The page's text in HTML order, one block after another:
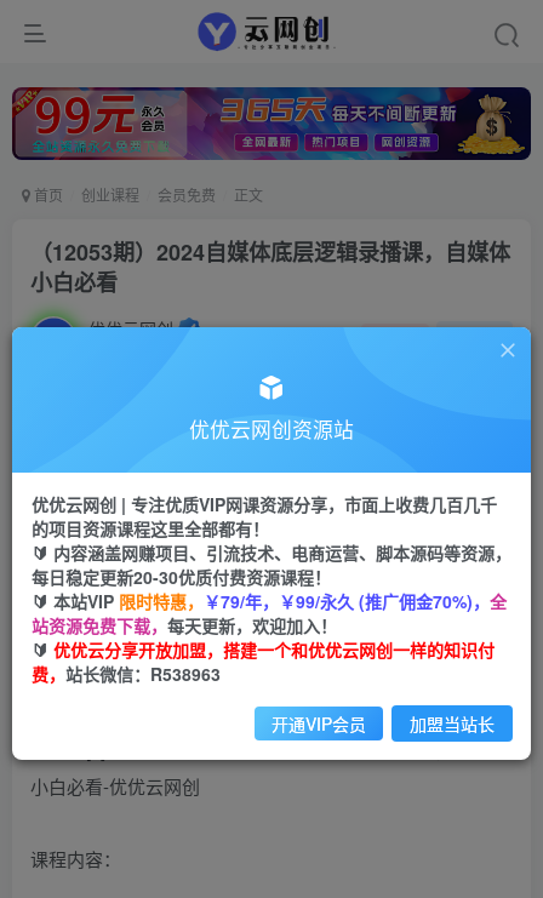
首页 创业课程 会员免费 正文
（12053期）2024自媒体底层逻辑录播课，自媒体
小白必看
优优云网创 私信
云币 9.9 云币99
会员免费
立即购买
您当前未登录！建议登陆后购买，可保存购买订单
课程内容：
优优云网创资源站
优优云网创 | 专注优质VIP网课资源分享，市面上收费几百几千
的项目资源课程这里全部都有！
🔰 内容涵盖网赚项目、引流技术、电商运营、脚本源码等资源，
每日稳定更新20-30优质付费资源课程！
🔰 本站VIP 限时特惠， ￥79/年，￥99/永久 (推广佣金70%)， 全
站资源免费下载， 每天更新，欢迎加入！
🔰 优优云分享开放加盟，搭建一个和优优云网创一样的知识付
费， 站长微信：R538963
开通VIP会员 加盟当站长